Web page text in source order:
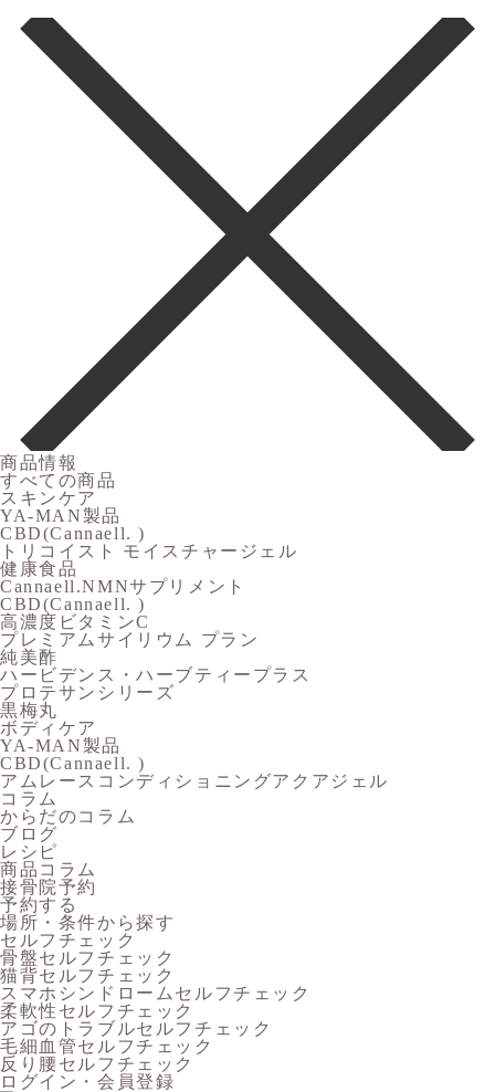
商品情報
すべての商品
スキンケア
YA-MAN製品
CBD(Cannaell. )
トリコイスト モイスチャージェル
健康食品
Cannaell.NMNサプリメント
CBD(Cannaell. )
高濃度ビタミンC
プレミアムサイリウム プラン
純美酢
ハービデンス・ハーブティープラス
プロテサンシリーズ
黒梅丸
ボディケア
YA-MAN製品
CBD(Cannaell. )
アムレースコンディショニングアクアジェル
コラム
からだのコラム
ブログ
レシピ
商品コラム
接骨院予約
予約する
場所・条件から探す
セルフチェック
骨盤セルフチェック
猫背セルフチェック
スマホシンドロームセルフチェック
柔軟性セルフチェック
アゴのトラブルセルフチェック
毛細血管セルフチェック
反り腰セルフチェック
ログイン・会員登録